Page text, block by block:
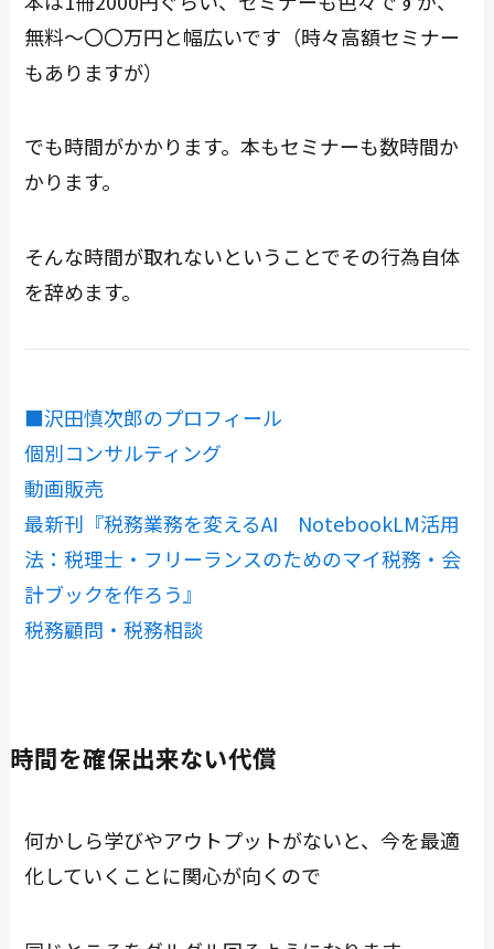
無料〜〇〇万円と幅広いです（時々高額セミナー
もありますが）
でも時間がかかります。本もセミナーも数時間か
かります。
そんな時間が取れないということでその行為自体
を辞めます。
■沢田慎次郎のプロフィール
個別コンサルティング
動画販売
最新刊『税務業務を変えるAI NotebookLM活用
法：税理士・フリーランスのためのマイ税務・会
計ブックを作ろう』
税務顧問・税務相談
時間を確保出来ない代償
何かしら学びやアウトプットがないと、今を最適
化していくことに関心が向くので